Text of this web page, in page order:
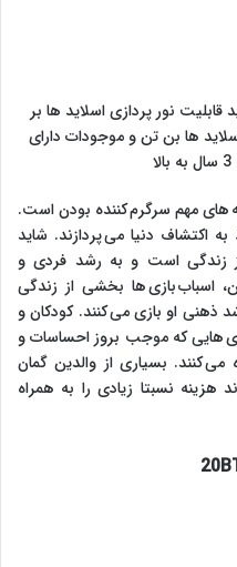
16 نوع اسلاید قابلیت نور پردازی اسلاید ها بر
ها بن تن و موجودات دارای
های مهم سرگرم کننده بودن است.
اکتشاف دنیا می پردازند. شاید
زندگی است و به رشد فردی و
اسباب بازی ها بخشی از زندگی
او بازی می کنند. کودکان و
هایی که موجب بروز احساسات و
کنند. بسیاری از والدین گمان
هزینه نسبتا زیادی را به همراه